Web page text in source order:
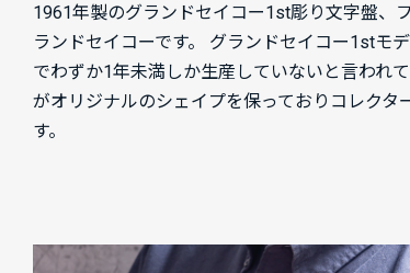
1961年製のグランドセイコー1st彫り文字盤、
ランドセイコーです。 グランドセイコー1stモ
でわずか1年未満しか生産していないと言われ
がオリジナルのシェイプを保っておりコレク
す。